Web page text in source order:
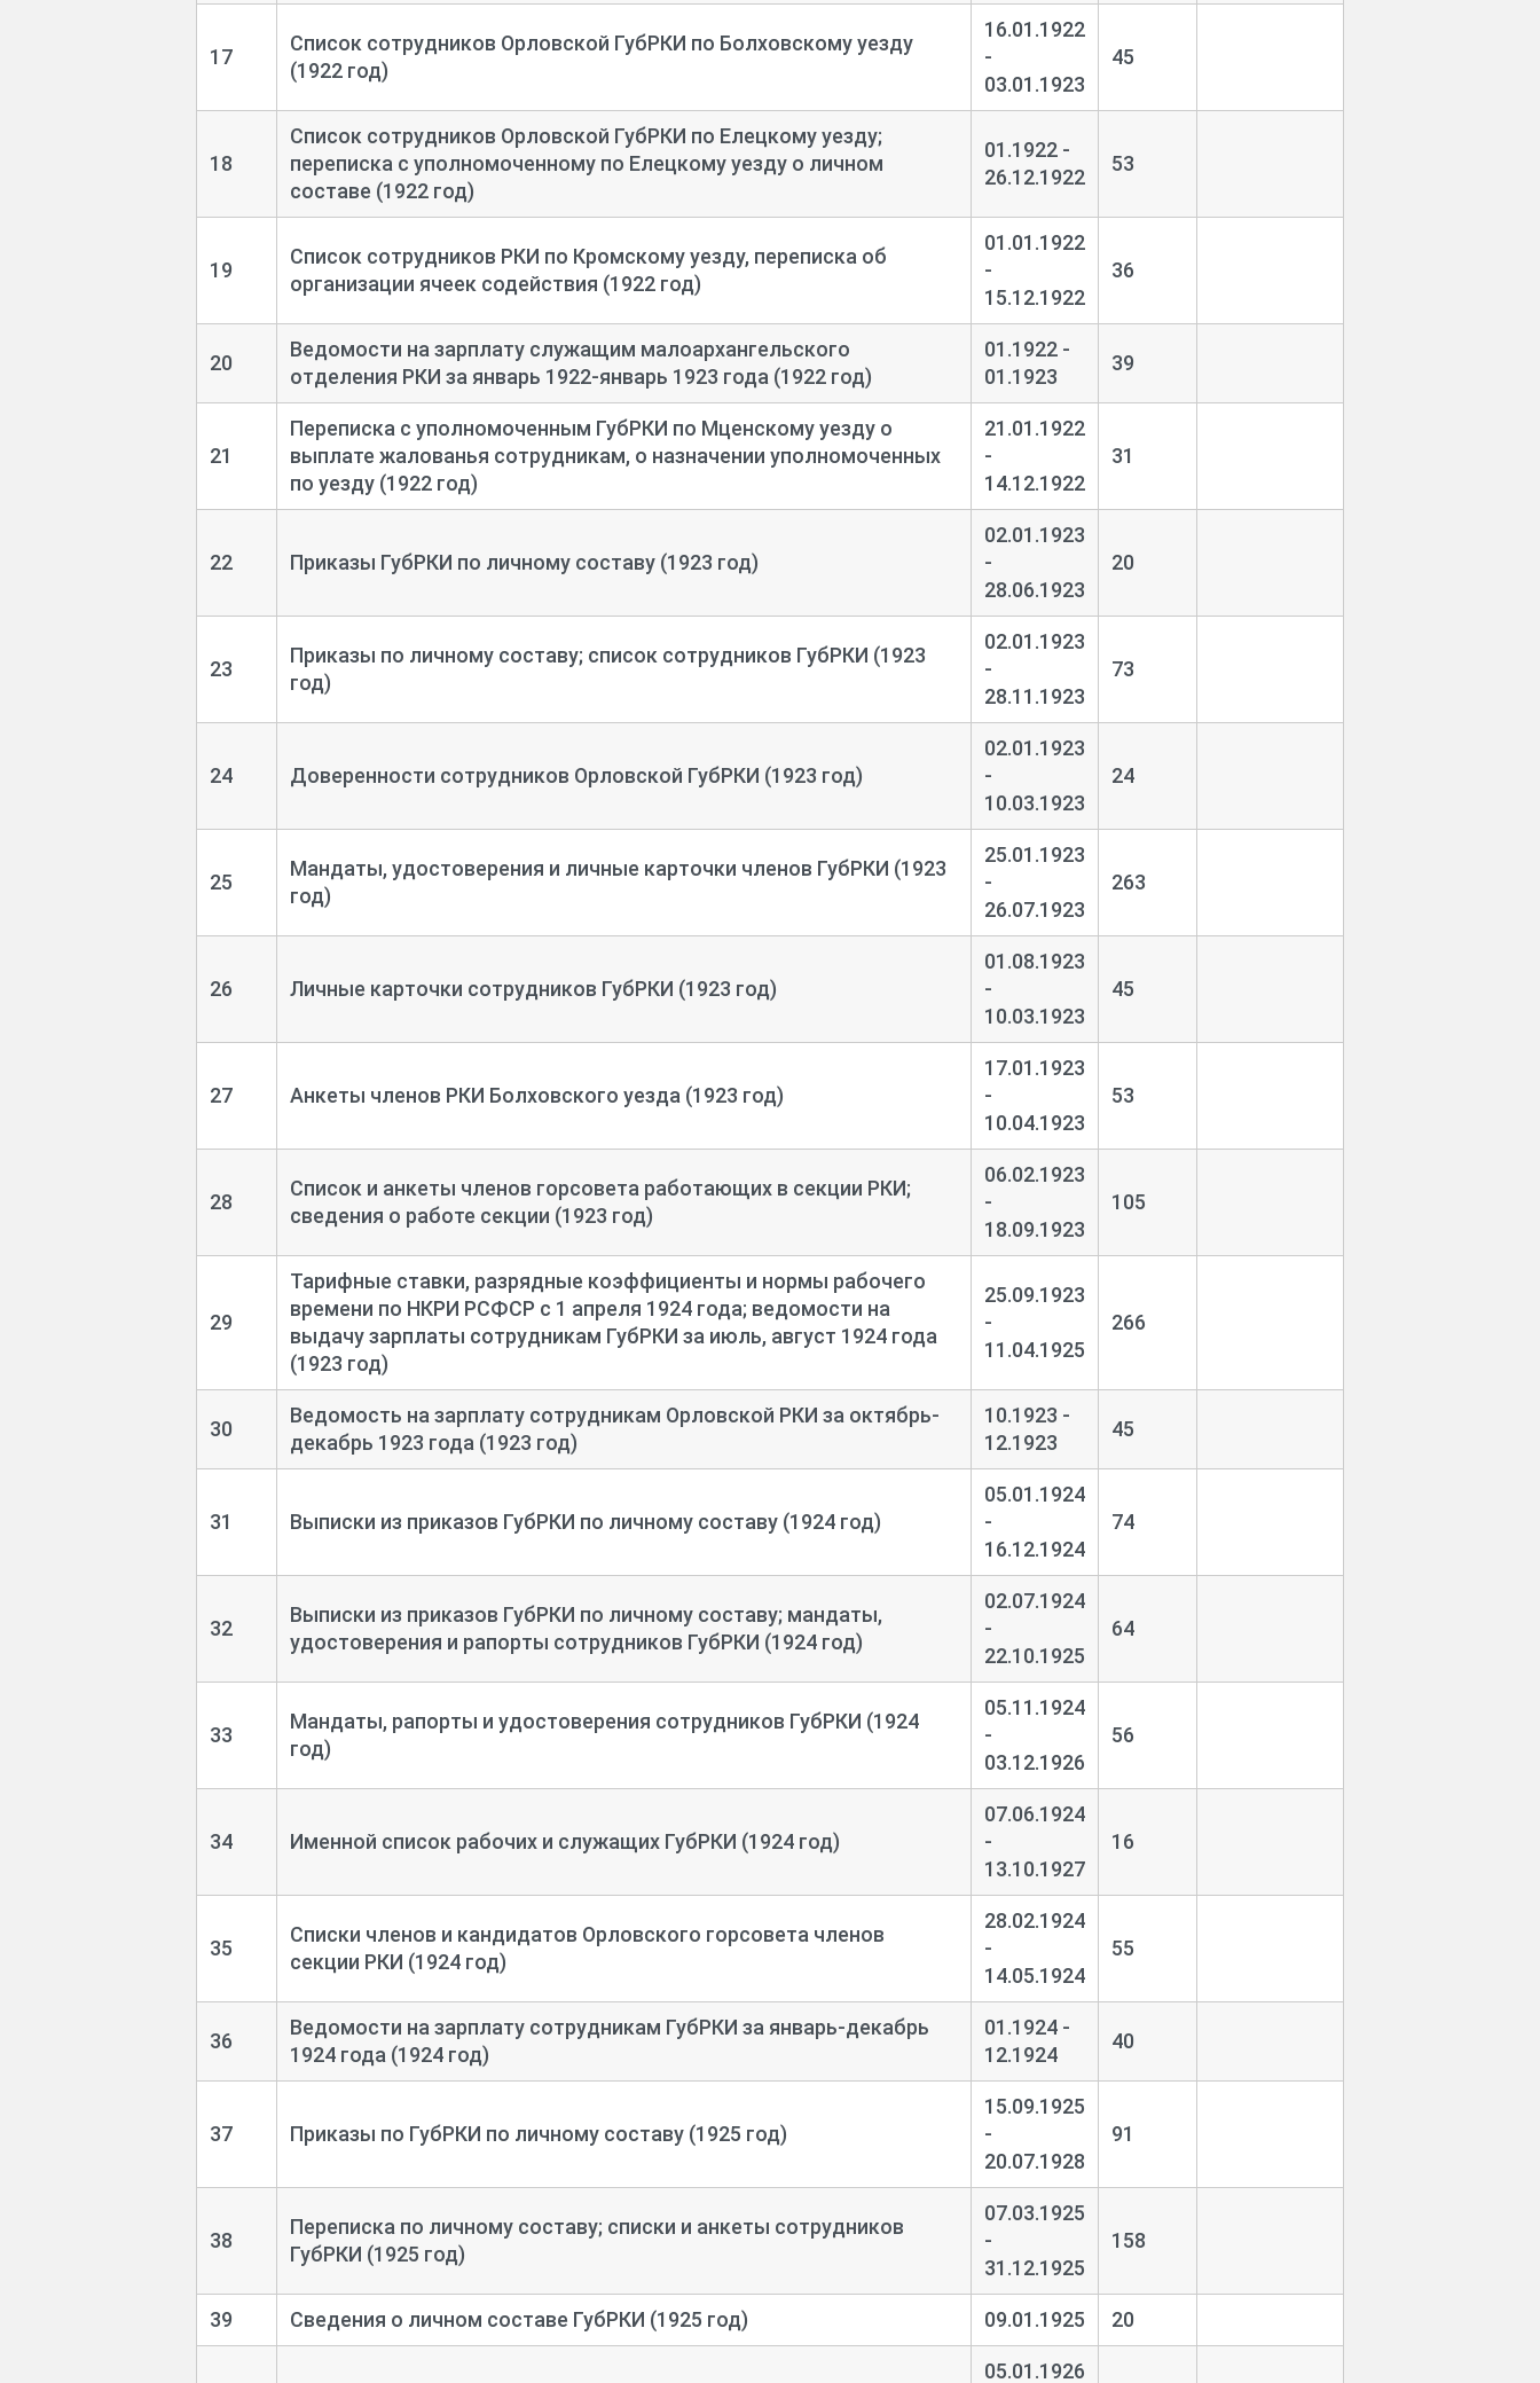
17
Список сотрудников Орловской ГубРКИ по Болховскому уезду
(1922 год)
16.01.1922
-
03.01.1923
45
18
Список сотрудников Орловской ГубРКИ по Елецкому уезду;
переписка с уполномоченному по Елецкому уезду о личном
составе (1922 год)
01.1922 -
26.12.1922
53
19
Список сотрудников РКИ по Кромскому уезду, переписка об
организации ячеек содействия (1922 год)
01.01.1922
-
15.12.1922
36
20
Ведомости на зарплату служащим малоархангельского
отделения РКИ за январь 1922-январь 1923 года (1922 год)
01.1922 -
01.1923
39
21
Переписка с уполномоченным ГубРКИ по Мценскому уезду о
выплате жалованья сотрудникам, о назначении уполномоченных
по уезду (1922 год)
21.01.1922
-
14.12.1922
31
22 Приказы ГубРКИ по личному составу (1923 год)
02.01.1923
-
28.06.1923
20
23
Приказы по личному составу; список сотрудников ГубРКИ (1923
год)
02.01.1923
-
28.11.1923
73
24 Доверенности сотрудников Орловской ГубРКИ (1923 год)
02.01.1923
-
10.03.1923
24
25
Мандаты, удостоверения и личные карточки членов ГубРКИ (1923
год)
25.01.1923
-
26.07.1923
263
26 Личные карточки сотрудников ГубРКИ (1923 год)
01.08.1923
-
10.03.1923
45
27 Анкеты членов РКИ Болховского уезда (1923 год)
17.01.1923
-
10.04.1923
53
28
Список и анкеты членов горсовета работающих в секции РКИ;
сведения о работе секции (1923 год)
06.02.1923
-
18.09.1923
105
29
Тарифные ставки, разрядные коэффициенты и нормы рабочего
времени по НКРИ РСФСР с 1 апреля 1924 года; ведомости на
выдачу зарплаты сотрудникам ГубРКИ за июль, август 1924 года
(1923 год)
25.09.1923
-
11.04.1925
266
30
Ведомость на зарплату сотрудникам Орловской РКИ за октябрь-
декабрь 1923 года (1923 год)
10.1923 -
12.1923
45
31 Выписки из приказов ГубРКИ по личному составу (1924 год)
05.01.1924
-
16.12.1924
74
32
Выписки из приказов ГубРКИ по личному составу; мандаты,
удостоверения и рапорты сотрудников ГубРКИ (1924 год)
02.07.1924
-
22.10.1925
64
33
Мандаты, рапорты и удостоверения сотрудников ГубРКИ (1924
год)
05.11.1924
-
03.12.1926
56
34 Именной список рабочих и служащих ГубРКИ (1924 год)
07.06.1924
-
13.10.1927
16
35
Списки членов и кандидатов Орловского горсовета членов
секции РКИ (1924 год)
28.02.1924
-
14.05.1924
55
36
Ведомости на зарплату сотрудникам ГубРКИ за январь-декабрь
1924 года (1924 год)
01.1924 -
12.1924
40
37 Приказы по ГубРКИ по личному составу (1925 год)
15.09.1925
-
20.07.1928
91
38
Переписка по личному составу; списки и анкеты сотрудников
ГубРКИ (1925 год)
07.03.1925
-
31.12.1925
158
39 Сведения о личном составе ГубРКИ (1925 год) 09.01.1925 20
05.01.1926